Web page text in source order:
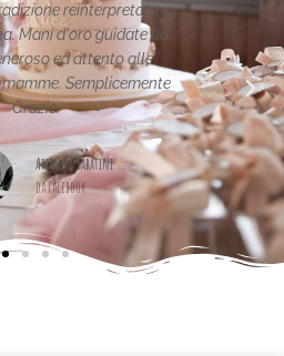
uniche..raffinate
per la vostra pagina,piena di
Maria Teresa Masela
da Facebook